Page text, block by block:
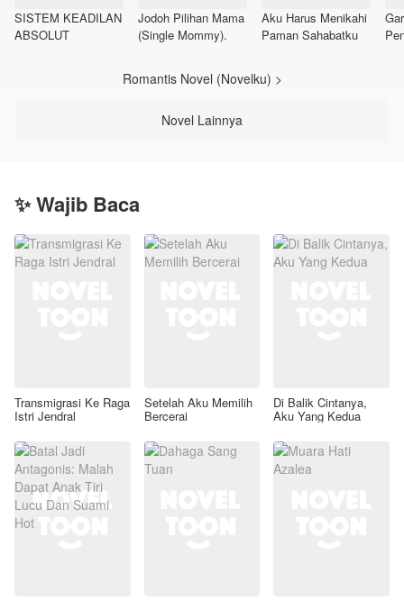
SISTEM KEADILAN
ABSOLUT
Jodoh Pilihan Mama
(Single Mommy).
Aku Harus Menikahi
Paman Sahabatku
Romantis Novel (Novelku) >
Novel Lainnya
✨ Wajib Baca
Transmigrasi Ke Raga
Istri Jendral
Setelah Aku Memilih
Bercerai
Di Balik Cintanya,
Aku Yang Kedua